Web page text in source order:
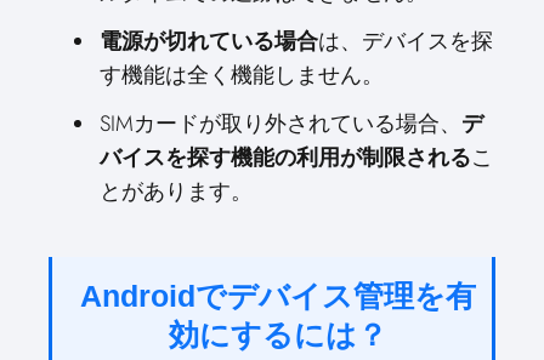
電源が切れている場合は、デバイスを探
す機能は全く機能しません。
SIMカードが取り外されている場合、
デ
バイスを探す機能の利用が制限されるこ
とがあります。
Androidでデバイス管理を有
効にするには？